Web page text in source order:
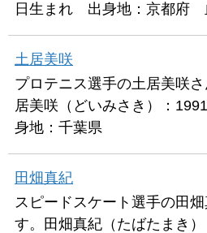
日生まれ 出身地：京都府
土居美咲
プロテニス選手の土居美咲
居美咲（どいみさき）：
身地：千葉県
田畑真紀
スピードスケート選手の田
す。田畑真紀（たばたまき